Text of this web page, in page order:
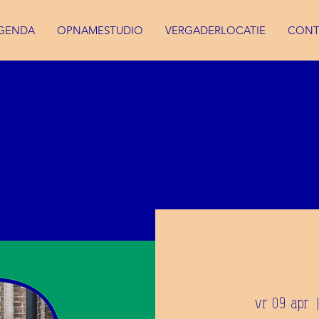
OPNAMESTUDIO VERGADERLOCATIE
vr 09 apr
  |